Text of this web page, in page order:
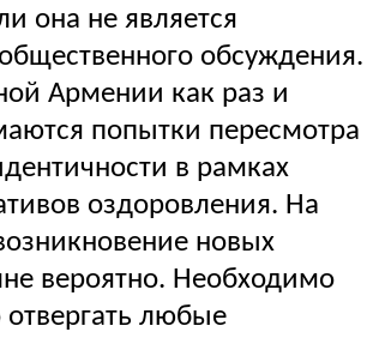
она не является
обсуждения.
Армении как раз и
попытки пересмотра
в рамках
оздоровления. На
новых
вероятно. Необходимо
любые